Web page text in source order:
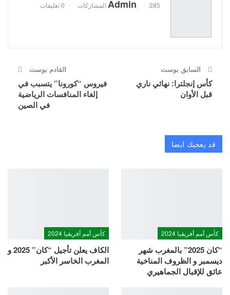
Admin 285 المشاركات 0 تعليقات
السابق بوست
كأس إنجلترا: نهائي ناري
قبل الأوان
القادم بوست
فيروس “كورونا” يتسبب في
إلغاء المنافسات الرياضية
في الصين
قد يعجبك ايضا
كأس أمم أفريقيا 2024
“كان 2025” بالمغرب شهر
ديسمبر و الظروف المناخية
عائق للإقبال الجماهيري
كأس أمم أفريقيا 2024
الكاف يعلن تأجيل “كان” 2025 و
المغرب الخاسر الأكبر